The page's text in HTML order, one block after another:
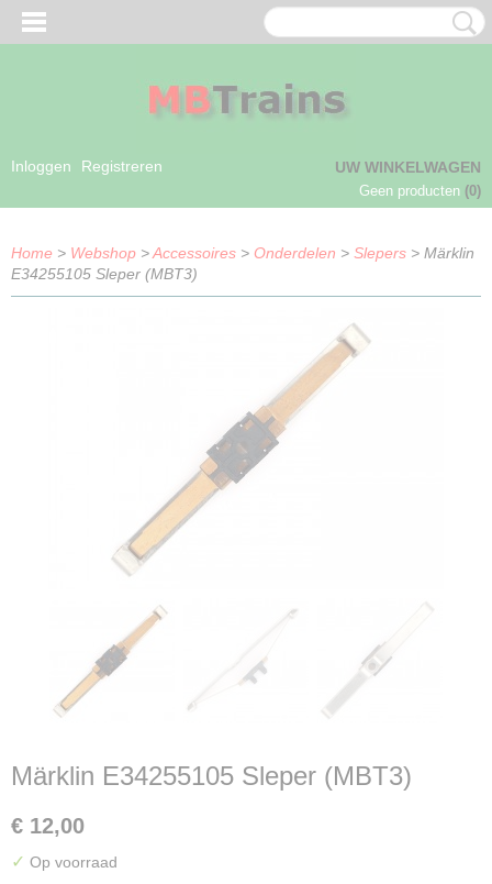
Inloggen Registreren UW WINKELWAGEN
Geen producten (0)
Home > Webshop >Accessoires > Onderdelen > Slepers > Märklin
E34255105 Sleper (MBT3)
Märklin E34255105 Sleper (MBT3)
€ 12,00
✓ Op voorraad